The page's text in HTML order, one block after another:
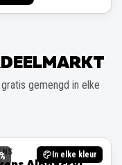
gemengd in elke
% In elke kleur